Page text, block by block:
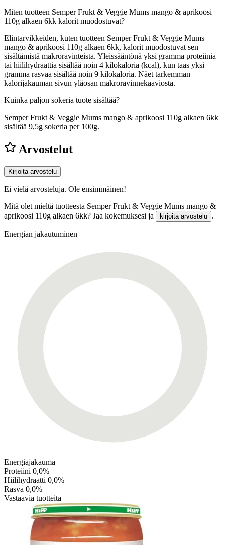
Miten tuotteen Semper Frukt & Veggie Mums mango & aprikoosi
110g alkaen 6kk kalorit muodostuvat?
Elintarvikkeiden, kuten tuotteen Semper Frukt & Veggie Mums
mango & aprikoosi 110g alkaen 6kk, kalorit muodostuvat sen
sisältämistä makroravinteista. Yleissääntönä yksi gramma proteiinia
tai hiilihydraattia sisältää noin 4 kilokaloria (kcal), kun taas yksi
gramma rasvaa sisältää noin 9 kilokaloria. Näet tarkemman
kalorijakauman sivun yläosan makroravinnekaaviosta.
Kuinka paljon sokeria tuote sisältää?
Semper Frukt & Veggie Mums mango & aprikoosi 110g alkaen 6kk
sisältää 9,5g sokeria per 100g.
Arvostelut
Kirjoita arvostelu
Ei vielä arvosteluja. Ole ensimmäinen!
Mitä olet mieltä tuotteesta Semper Frukt & Veggie Mums mango &
aprikoosi 110g alkaen 6kk? Jaa kokemuksesi ja
kirjoita arvostelu .
Energian jakautuminen
Energiajakauma
Proteiini 0,0%
Hiilihydraatti 0,0%
Rasva 0,0%
Vastaavia tuotteita